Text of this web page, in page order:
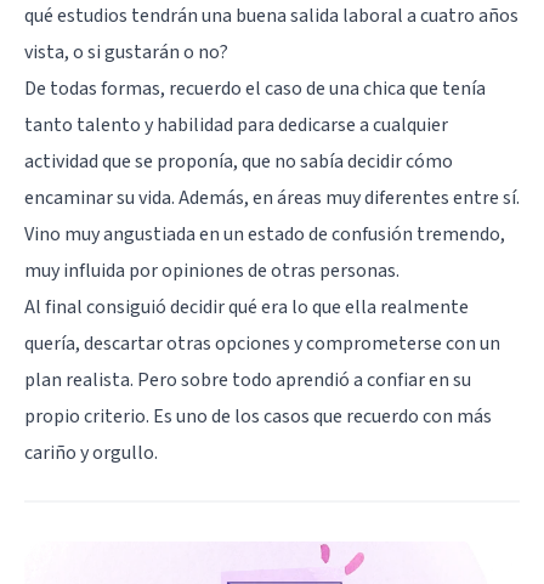
qué estudios tendrán una buena salida laboral a cuatro años
vista, o si gustarán o no?
De todas formas, recuerdo el caso de una chica que tenía
tanto talento y habilidad para dedicarse a cualquier
actividad que se proponía, que no sabía decidir cómo
encaminar su vida. Además, en áreas muy diferentes entre sí.
Vino muy angustiada en un estado de confusión tremendo,
muy influida por opiniones de otras personas.
Al final consiguió decidir qué era lo que ella realmente
quería, descartar otras opciones y comprometerse con un
plan realista. Pero sobre todo aprendió a confiar en su
propio criterio. Es uno de los casos que recuerdo con más
cariño y orgullo.